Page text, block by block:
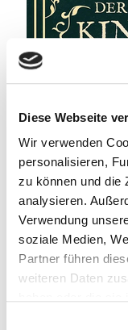
Diese Webseite
Wir verwenden
personalisieren,
zu können und die
analysieren.
Verwendung
soziale Medien,
Partner führen
weiteren Daten